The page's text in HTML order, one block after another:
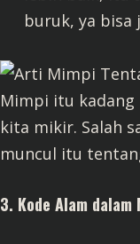
buruk, ya bisa
3. Kode Alam